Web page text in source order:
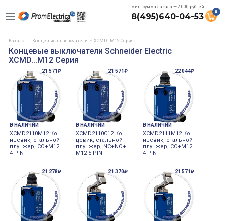
мин. сумма заказа — 2.000 рублей
8(495)640-04-53 0
Каталог Концевые выключатели XCMD...M12 Серия
Концевые выключатели Schneider Electric
XCMD...M12 Серия
21 571₽
В НАЛИЧИИ
XCMD2110M12 Ко
нцевик, стальной
плунжер, CO+M12
4 PIN
21 571₽
В НАЛИЧИИ
XCMD2110C12 Кон
цевик, стальной
плунжер, NC+NO+
M12 5 PIN
22 044₽
В НАЛИЧИИ
XCMD2111M12 Ко
нцевик, стальной
плунжер, CO+M12
4 PIN
21 278₽ 21 370₽ 21 571₽